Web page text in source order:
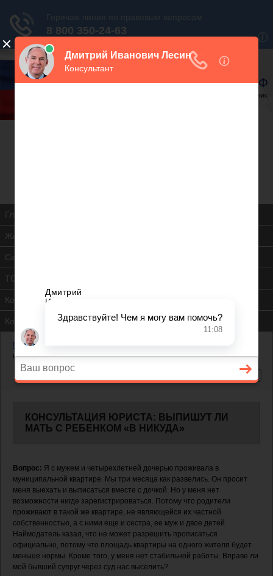
В закладки
Главная
Жилищная инспекция
Скачать ЖК РФ
ТСЖ
Контакты
Консультация юриста
Главная
никуда»
КОНСУЛЬТАЦИЯ ЮРИСТА: ВЫПИШУТ ЛИ
МАТЬ С РЕБЕНКОМ «В НИКУДА»
Вопрос: Я с мужем и четырехлетней дочерью проживала в
муниципальной квартире. Мы три месяца как развелись. Он просит
меня выехать и выписаться вместе с дочкой. Но у меня нет
возможности нигде зарегистрироваться. Потому что родители
проживают в такой же квартире, не являющейся их частной
собственностью, а с ними еще и сестра, ее муж и двое детей.
Наймодатель казал, что не может разрешить прописаться
официально, потому что площадь квартиры на одного жителя будет
меньше нормы. Кроме того, у меня нет стабильной работы. Вправе ли
мой бывший супруг через суд нас выселить?